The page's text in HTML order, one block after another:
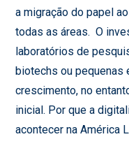
a migração do papel
todas as áreas. O
laboratórios de
biotechs ou pequenas
crescimento, no
inicial. Por que a
acontecer na América